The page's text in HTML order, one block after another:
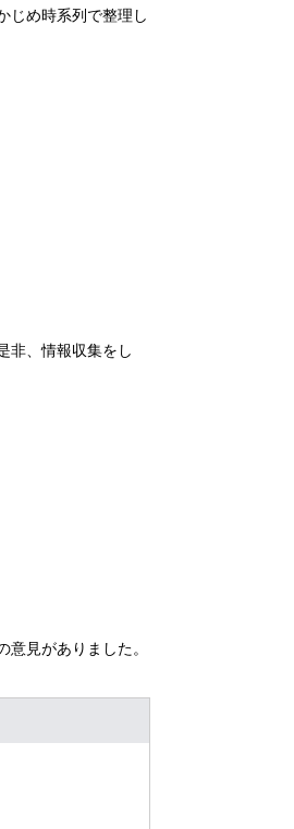
じめ時系列で整理し
非、情報収集をし
見がありました。